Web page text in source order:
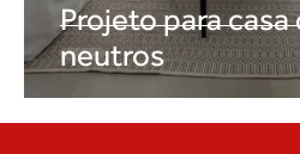
Projeto para
neutros